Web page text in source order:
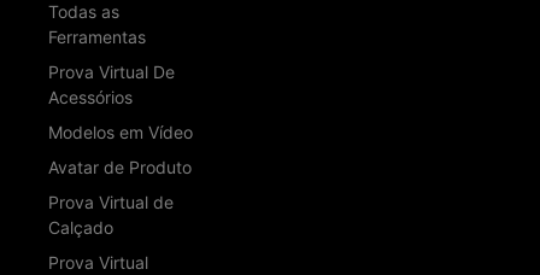
Todas as
Ferramentas
Prova Virtual De
Acessórios
Modelos em Vídeo
Avatar de Produto
Prova Virtual de
Calçado
Prova Virtual